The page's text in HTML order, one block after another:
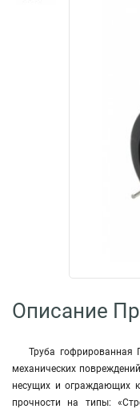
Описание
Труба
механических
несущих и ограждающих
прочности на типы: